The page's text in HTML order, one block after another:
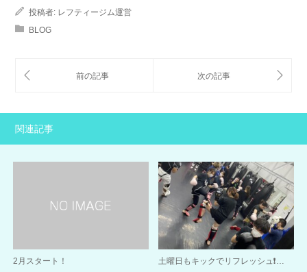
投稿者: レフティージム運営
BLOG
関連記事
2月スタート！ 土曜日もキックでリフレッシュ❗️…